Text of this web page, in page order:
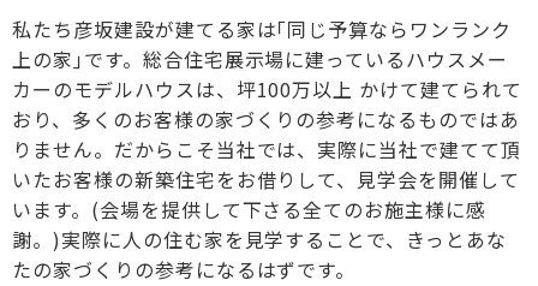
私たち彦坂建設が建てる家は｢同じ予算ならワンランク
上の家｣です。総合住宅展示場に建っているハウスメー
カーのモデルハウスは、坪100万以上 かけて建てられて
おり、多くのお客様の家づくりの参考になるものではあ
りません。だからこそ当社では、実際に当社で建てて頂
いたお客様の新築住宅をお借りして、見学会を開催して
います。(会場を提供して下さる全てのお施主様に感
謝。)実際に人の住む家を見学することで、きっとあな
たの家づくりの参考になるはずです。